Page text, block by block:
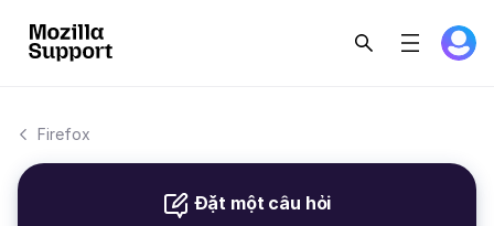
Firefox
Đặt một câu hỏi